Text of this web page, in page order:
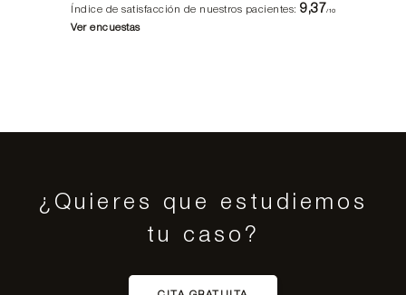
Índice de satisfacción de nuestros pacientes:9,37/10
Ver encuestas
¿Quieres que estudiemos
tu caso?